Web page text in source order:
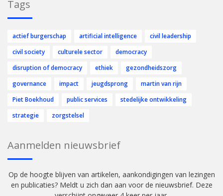
Tags
actief burgerschap artificial intelligence
civil leadership
civil society
culturele sector
democracy
disruption of democracy
ethiek
gezondheidszorg
governance
impact jeugdsprong
martin van rijn
Piet Boekhoud
public services
stedelijke ontwikkeling
strategie
zorgstelsel
Aanmelden nieuwsbrief
Op de hoogte blijven van artikelen, aankondigingen van lezingen
en publicaties? Meldt u zich dan aan voor de nieuwsbrief. Deze